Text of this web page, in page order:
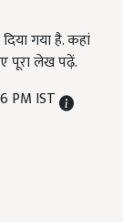
गया है. कहां
पूरा लेख पढ़ें.
PM IST